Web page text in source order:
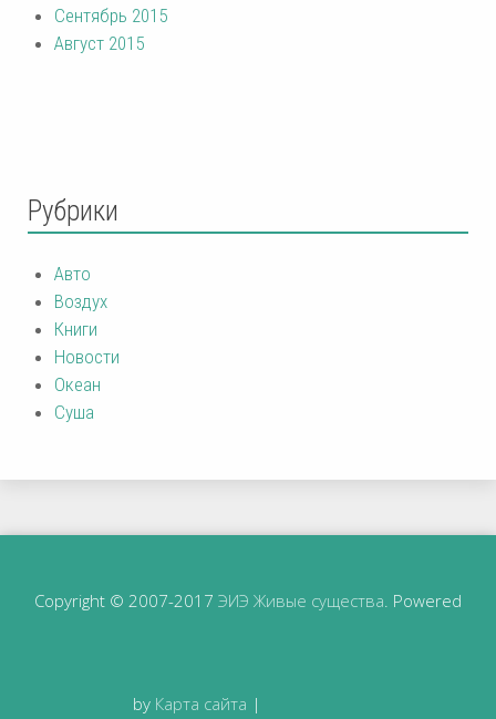
Сентябрь 2015
Август 2015
Рубрики
Авто
Воздух
Книги
Новости
Океан
Суша
Copyright © 2007-2017 ЭИЭ Живые существа . Powered
by Карта сайта |